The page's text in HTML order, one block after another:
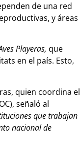
de una red
y áreas
Playeras, que
en el país. Esto,
quien coordina el
señaló al
que trabajan
nacional de